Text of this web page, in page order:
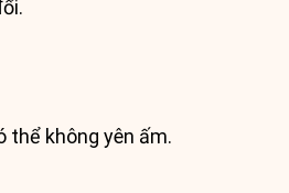
thể không yên ấm.